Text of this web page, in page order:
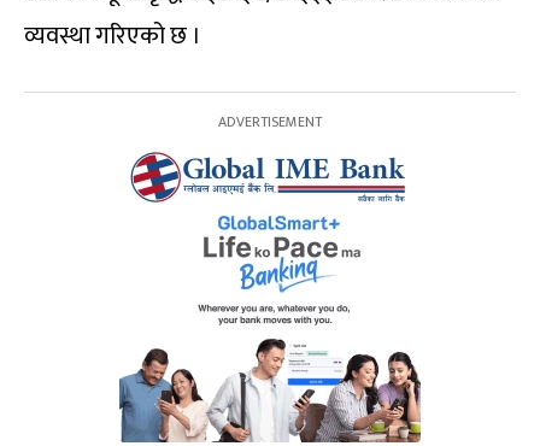
व्यवस्था गरिएको छ ।